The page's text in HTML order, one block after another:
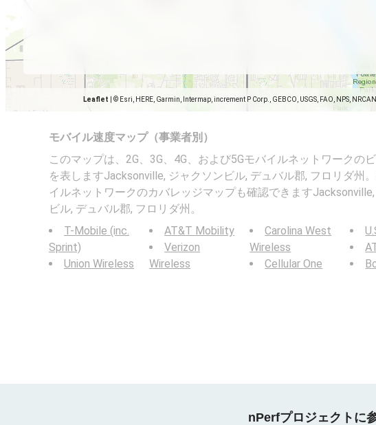
Leaflet © Esri, HERE, Garmin, Intermap, increment P Corp., GEBCO, USGS, FAO, NPS,
モバイル速度マップ（事業者別）
このマップは、2G、3G、4G、および5Gモバイルネットワークの
を表しますJacksonville, ジャクソンビル, デュバル郡, フロリダ州
イルネットワークのカバレッジマップも確認できます
ビル, デュバル郡, フロリダ州。
T-Mobile (inc.
Sprint)
Union Wireless
AT&T Mobility
Verizon
Wireless
Carolina West
Wireless
Cellular One
nPerfプロジェクトに